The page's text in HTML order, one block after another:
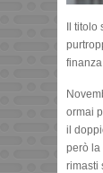
Il titolo
ormai
il
però la
rimasti